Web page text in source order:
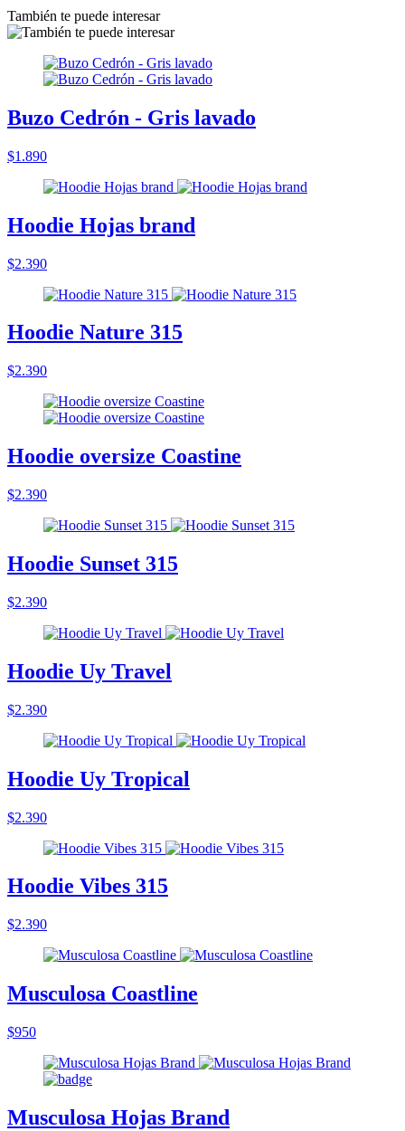
También te puede interesar
Buzo Cedrón - Gris lavado
$1.890
Hoodie Hojas brand
$2.390
Hoodie Nature 315
$2.390
Hoodie oversize Coastine
$2.390
Hoodie Sunset 315
$2.390
Hoodie Uy Travel
$2.390
Hoodie Uy Tropical
$2.390
Hoodie Vibes 315
$2.390
Musculosa Coastline
$950
Musculosa Hojas Brand